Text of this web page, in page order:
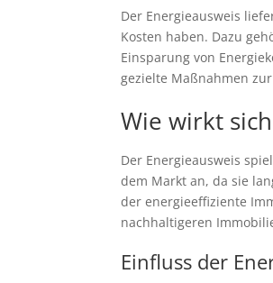
Der Energieausweis
Kosten haben. Dazu
Einsparung von
gezielte Maßnahmen
Wie wirkt
Der Energieausweis
dem Markt an, da sie
der energieeffiziente
nachhaltigeren
Einfluss der